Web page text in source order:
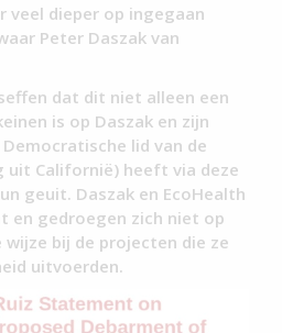
veel dieper op ingegaan
Peter Daszak van
dat dit niet alleen een
is op Daszak en zijn
lid van de
uit Californië) heeft via deze
geuit. Daszak en EcoHealth
en gedroegen zich niet op
bij de projecten die ze
uitvoerden.